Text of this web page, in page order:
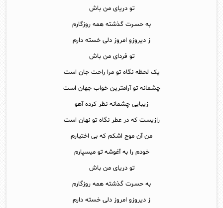
تو دریای من باش
به حسرت گذشته همه روزگارم
ز دیروزو امروز دلی خسته دارم
تو فردای من باش
یک لحظه نگاه تو مرا راحت جان است
چشمانه تو آرامترین خواب جهان است
زیبایی چشمانه نظر کرده آهو
رازیست که در عطر نگاه تو نهان است
من آن موج اشکم که بی اختیارم
خودم را به آغوشه تو میسپارم
تو دریای من باش
به حسرت گذشته همه روزگارم
ز دیروزو امروز دلی خسته دارم